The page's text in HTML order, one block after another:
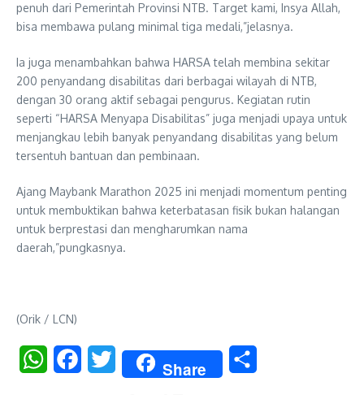
penuh dari Pemerintah Provinsi NTB. Target kami, Insya Allah,
bisa membawa pulang minimal tiga medali,”jelasnya.
Ia juga menambahkan bahwa HARSA telah membina sekitar
200 penyandang disabilitas dari berbagai wilayah di NTB,
dengan 30 orang aktif sebagai pengurus. Kegiatan rutin
seperti “HARSA Menyapa Disabilitas” juga menjadi upaya untuk
menjangkau lebih banyak penyandang disabilitas yang belum
tersentuh bantuan dan pembinaan.
Ajang Maybank Marathon 2025 ini menjadi momentum penting
untuk membuktikan bahwa keterbatasan fisik bukan halangan
untuk berprestasi dan mengharumkan nama
daerah,”pungkasnya.
(Orik / LCN)
WhatsAppFacebookTwitter Share